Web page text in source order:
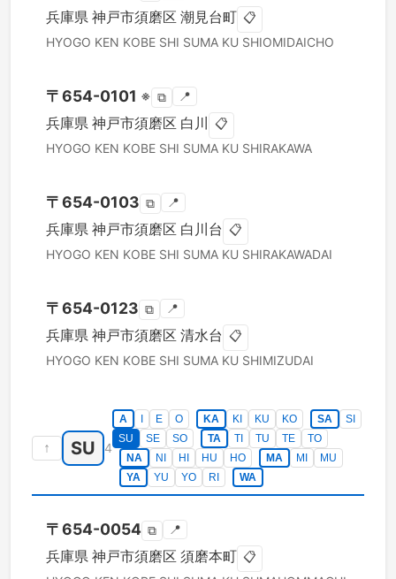
兵庫県 神戸市須磨区 潮見台町 📋
HYOGO KEN KOBE SHI SUMA KU SHIOMIDAICHO
〒654-0101 ※ ⧉ 📍
兵庫県 神戸市須磨区 白川 📋
HYOGO KEN KOBE SHI SUMA KU SHIRAKAWA
〒654-0103 ⧉ 📍
兵庫県 神戸市須磨区 白川台 📋
HYOGO KEN KOBE SHI SUMA KU SHIRAKAWADAI
〒654-0123 ⧉ 📍
兵庫県 神戸市須磨区 清水台 📋
HYOGO KEN KOBE SHI SUMA KU SHIMIZUDAI
↑ SU 4
A E O KA KI KU KO SA
SI
SU
SE SO TA TI TU TE
TO
NA
NI HI HU HO MA MI
MU
YA
YU YO RI WA
〒654-0054 ⧉ 📍
兵庫県 神戸市須磨区 須磨本町 📋